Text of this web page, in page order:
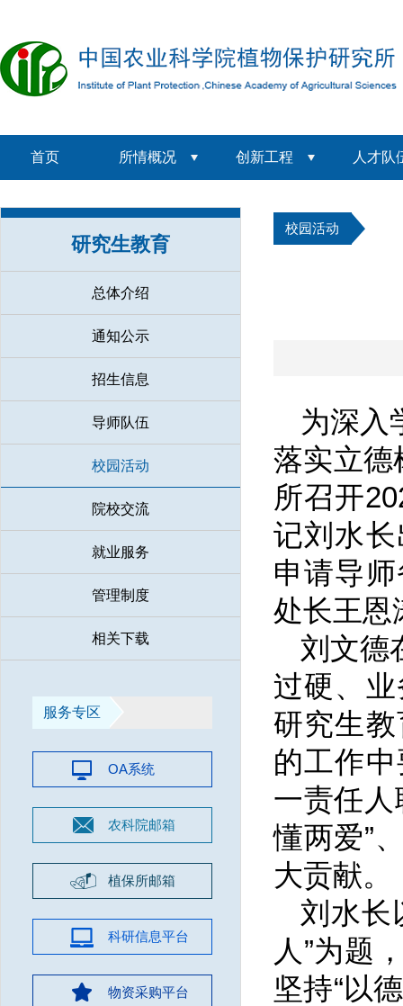
首页 所情概况 创新工程 人才队
研究生教育
总体介绍
通知公示
招生信息
导师队伍
校园活动
院校交流
就业服务
管理制度
相关下载
服务专区
OA系统
农科院邮箱
植保所邮箱
科研信息平台
物资采购平台
校园活动
为深入
落实立德
所召开
记刘水
申请导
处长王恩
刘文德
过硬、
研究生
的工作
一责任
懂两爱”
大贡献。
刘水长
人”为题
坚持“以